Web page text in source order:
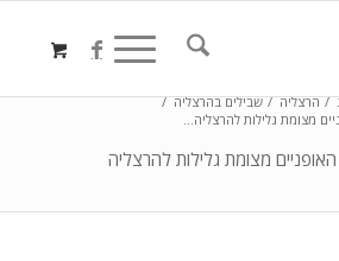
מצומת גלילות להרצליה
/ הרצליה / שבילים בהרצליה /
מצומת גלילות להרצליה...